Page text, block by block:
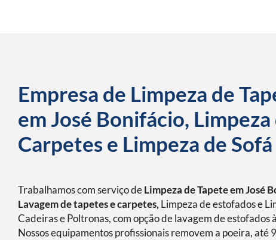
Empresa de Limpeza de
em José Bonifácio, Limpeza
Carpetes e Limpeza de Sofá
Trabalhamos com serviço de Limpeza de Tapete em José
Lavagem de tapetes e carpetes, Limpeza de estofados e
Cadeiras e Poltronas, com opção de lavagem de estofados
Nossos equipamentos profissionais removem a poeira, até